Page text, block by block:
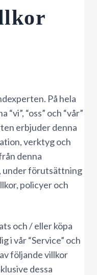
På hela
“oss” och “vår”
erbjuder denna
verktyg och
denna
under förutsättning
policyer och
och / eller köpa
i vår “Service” och
följande villkor
dessa